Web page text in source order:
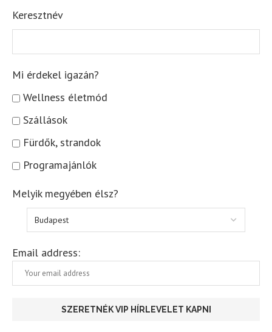
Keresztnév
Mi érdekel igazán?
Wellness életmód
Szállások
Fürdők, strandok
Programajánlók
Melyik megyében élsz?
Email address: